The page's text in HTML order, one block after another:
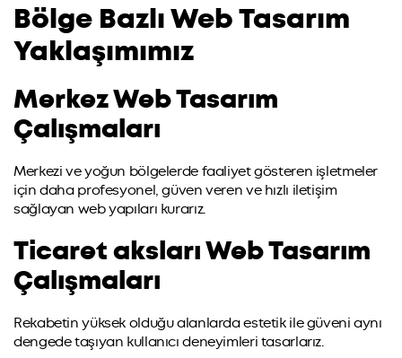
Bölge Bazlı Web Tasarım
Yaklaşımımız
Merkez Web Tasarım
Çalışmaları
Merkezi ve yoğun bölgelerde faaliyet gösteren işletmeler
için daha profesyonel, güven veren ve hızlı iletişim
sağlayan web yapıları kurarız.
Ticaret aksları Web Tasarım
Çalışmaları
Rekabetin yüksek olduğu alanlarda estetik ile güveni aynı
dengede taşıyan kullanıcı deneyimleri tasarlarız.